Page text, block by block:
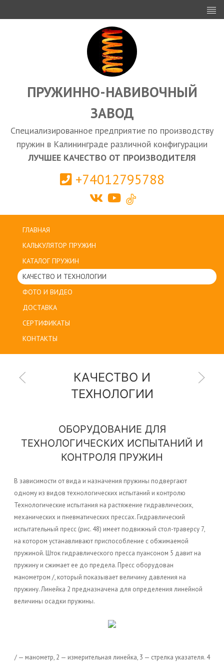
ИНВЕСТОРАМ
ПРОЕКТИРОВАНИЕ
ЭКСПОРТ
ЗАКУПКИ
КАЛЬКУЛЯТОР ПРУЖИН
Калининград
ПРУЖИННО-НАВИВОЧНЫЙ
ЗАВОД
Специализированное предприятие по производству
пружин в Калининграде различной конфигурации
ЛУЧШЕЕ КАЧЕСТВО ОТ ПРОИЗВОДИТЕЛЯ
+74012795788
ГЛАВНАЯ
КАЛЬКУЛЯТОР ПРУЖИН
КАТАЛОГ ПРУЖИН
КАЧЕСТВО И ТЕХНОЛОГИИ
ФОТО И ВИДЕО
ДОСТАВКА
СЕРТИФИКАТЫ
КОНТАКТЫ
КАЧЕСТВО И
ТЕХНОЛОГИИ
ОБОРУДОВАНИЕ ДЛЯ
ТЕХНОЛОГИЧЕСКИХ ИСПЫТАНИЙ И
КОНТРОЛЯ ПРУЖИН
В зависимости от вида и назначения пружины подвергают
одному из видов технологических испытаний и контролю
Технологические испытания на растяжение гидравлических,
механических и пневматических прессах. Гидравлический
испытательный пресс (рис. 48) имеет подвижный стол-траверсу 7,
на котором устанавливают приспособление с обжимаемой
пружиной. Шток гидравлического пресса пуансоном 5 давит на
пружину и сжимает ее до предела. Пресс оборудован
манометром /, который показывает величину давления на
пружину. Линейка 2 предназначена для определения линейной
величины осадки пружины.
/ — манометр, 2 — измерительная линейка, 3 — стрелка указателя. 4